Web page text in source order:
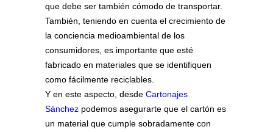
que debe ser también cómodo de transportar.
También, teniendo en cuenta el crecimiento de
la conciencia medioambiental de los
consumidores, es importante que esté
fabricado en materiales que se identifiquen
como fácilmente reciclables.
Y en este aspecto, desde Cartonajes
Sánchez podemos asegurarte que el cartón es
un material que cumple sobradamente con